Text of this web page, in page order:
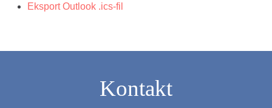
Eksport Outlook .ics-fil
Kontakt